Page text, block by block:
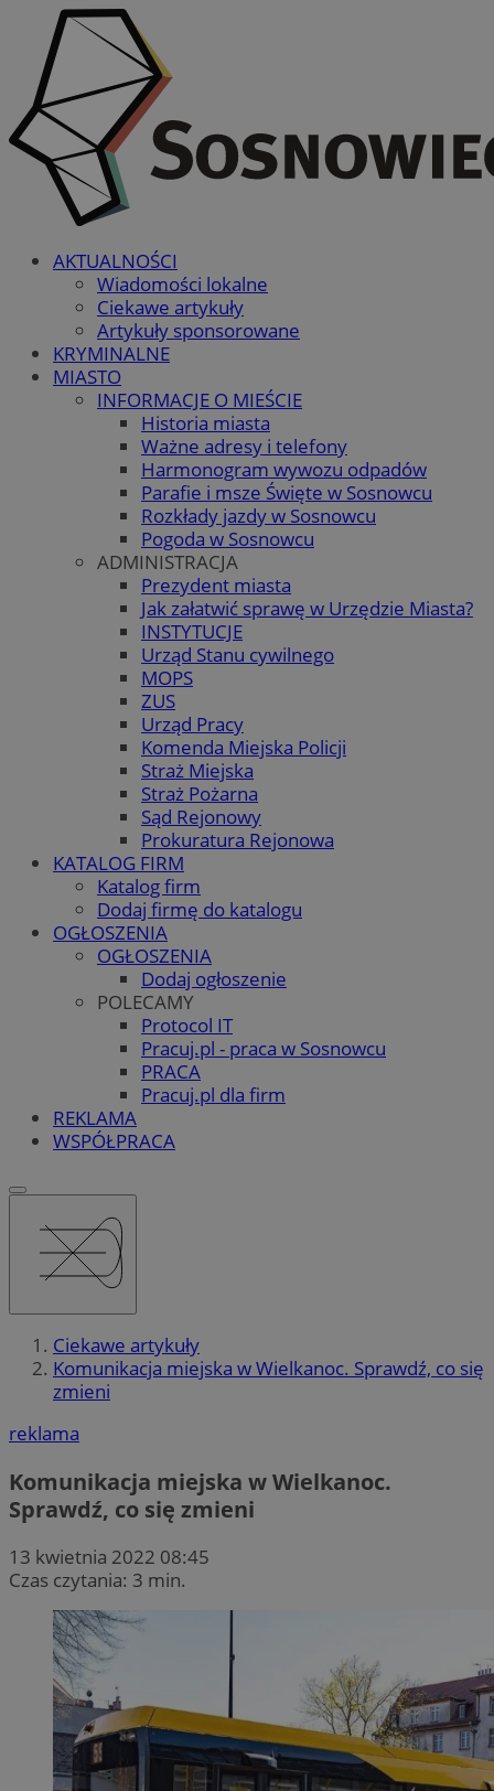
AKTUALNOŚCI
Wiadomości lokalne
Ciekawe artykuły
Artykuły sponsorowane
KRYMINALNE
MIASTO
INFORMACJE O MIEŚCIE
Historia miasta
Ważne adresy i telefony
Harmonogram wywozu odpadów
Parafie i msze Święte w Sosnowcu
Rozkłady jazdy w Sosnowcu
Pogoda w Sosnowcu
ADMINISTRACJA
Prezydent miasta
Jak załatwić sprawę w Urzędzie Miasta?
INSTYTUCJE
Urząd Stanu cywilnego
MOPS
ZUS
Urząd Pracy
Komenda Miejska Policji
Straż Miejska
Straż Pożarna
Sąd Rejonowy
Prokuratura Rejonowa
KATALOG FIRM
Katalog firm
Dodaj firmę do katalogu
OGŁOSZENIA
OGŁOSZENIA
Dodaj ogłoszenie
POLECAMY
Protocol IT
Pracuj.pl - praca w Sosnowcu
PRACA
Pracuj.pl dla firm
REKLAMA
WSPÓŁPRACA
Ciekawe artykuły
Komunikacja miejska w Wielkanoc. Sprawdź, co się
zmieni
reklama
Komunikacja miejska w Wielkanoc.
Sprawdź, co się zmieni
13 kwietnia 2022 08:45
Czas czytania: 3 min.